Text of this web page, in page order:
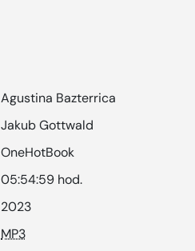
Agustina Bazterrica
Jakub Gottwald
OneHotBook
05:54:59 hod.
2023
MP3